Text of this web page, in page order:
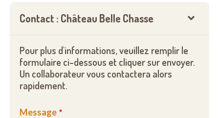
Contact : Château Belle Chasse
Pour plus d'informations, veuillez remplir le
formulaire ci-dessous et cliquer sur envoyer.
Un collaborateur vous contactera alors
rapidement.
Message